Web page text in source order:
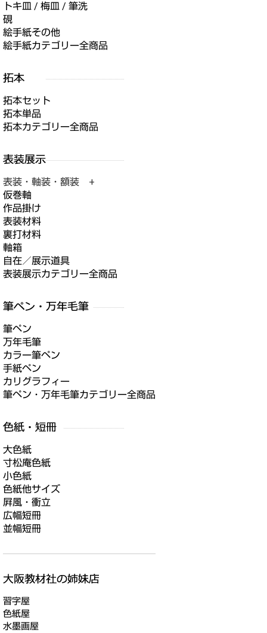
トキ皿 / 梅皿 / 筆洗
硯
絵手紙その他
絵手紙カテゴリー全商品
拓本セット
拓本単品
拓本カテゴリー全商品
表装・軸装・額装 +
仮巻軸
作品掛け
表装材料
裏打材料
軸箱
自在／展示道具
表装展示カテゴリー全商品
筆ペン
万年毛筆
カラー筆ペン
手紙ペン
カリグラフィー
筆ペン・万年毛筆カテゴリー全商品
大色紙
寸松庵色紙
小色紙
色紙他サイズ
屛風・衝立
広幅短冊
並幅短冊
習字屋
色紙屋
水墨画屋